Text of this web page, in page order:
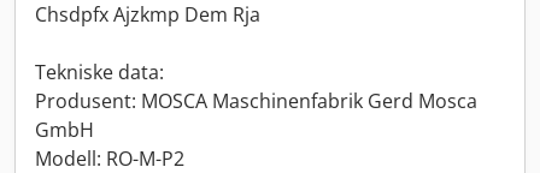
Chsdpfx Ajzkmp Dem Rja
Tekniske data:
Produsent: MOSCA Maschinenfabrik Gerd Mosca
GmbH
Modell: RO-M-P2